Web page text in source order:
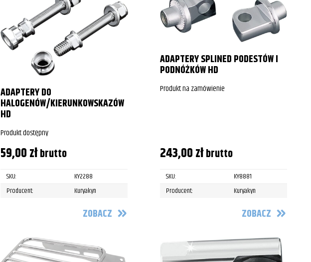
ADAPTERY DO
HALOGENÓW/KIERUNKOWSKAZÓW
HD
Produkt dostępny
59,00złbrutto
SKU:
KY2288
Producent:
Kuryakyn
ZOBACZ
ADAPTERY SPLINED PODESTÓW I
PODNÓŻKÓW HD
Produkt na zamówienie
243,00złbrutto
SKU:
KY8881
Producent:
Kuryakyn
ZOBACZ